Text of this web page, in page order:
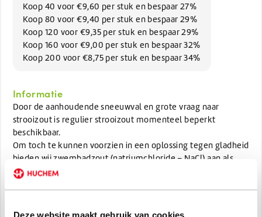
Deze website maakt gebruik van cookies
Koop 40 voor €9,60 per stuk en bespaar 27%
Koop 80 voor €9,40 per stuk en bespaar 29%
Koop 120 voor €9,35 per stuk en bespaar 29%
Koop 160 voor €9,00 per stuk en bespaar 32%
Koop 200 voor €8,75 per stuk en bespaar 34%
Informatie
Door de aanhoudende sneeuwval en grote vraag naar
strooizout is regulier strooizout momenteel beperkt
beschikbaar.
Om toch te kunnen voorzien in een oplossing tegen gladheid
bieden wij zwembadzout (natriumchloride – NaCl) aan als
tijdelijk alternatief.